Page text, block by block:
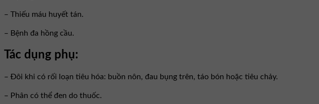
– Thiếu máu huyết tán.
– Bệnh đa hồng cầu.
Tác dụng phụ:
– Đôi khi có rối loạn tiêu hóa: buồn nôn, đau bụng trên, táo bón hoặc tiêu chảy.
– Phân có thể đen do thuốc.